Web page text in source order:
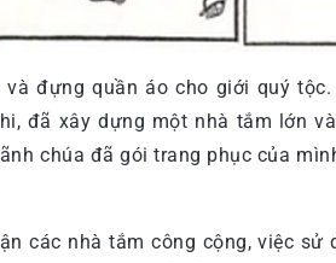
đựng quần áo cho giới quý
đã xây dựng một nhà tắm lớn
chúa đã gói trang phục của
các nhà tắm công cộng, việc